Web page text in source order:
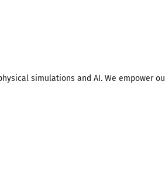
simulations and AI. We empower